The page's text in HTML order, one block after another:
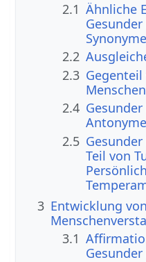
2.1 Ähnliche
Synonyme
2.2
2.3
2.4
2.5
Teil von
3 Entwicklung
3.1